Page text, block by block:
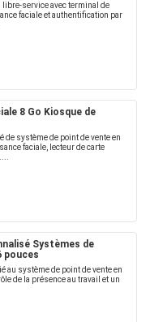
libre-service avec terminal de
faciale et authentification par
8 Go Kiosque de
de système de point de vente en
faciale, lecteur de carte
Systèmes de
pouces
au système de point de vente en
de la présence au travail et un